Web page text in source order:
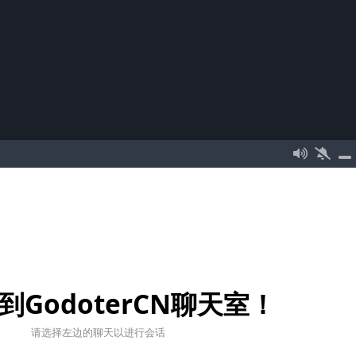
GodoterCN聊天室！
请选择左边的聊天以进行会话